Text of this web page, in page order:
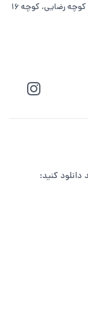
تهران، بلوار فردوس غرب، سازمان برنامه جنوبی، کوچه رضایی، کوچه ۱۶
دانلود کنید: